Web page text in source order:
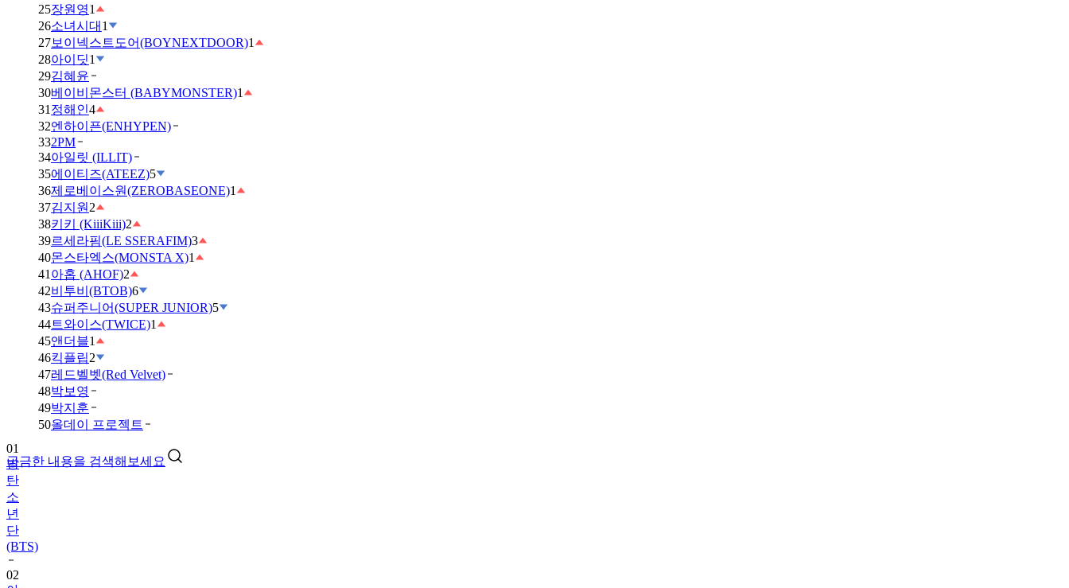
25장원영1
26소녀시대 1
27보이넥스트도어(BOYNEXTDOOR)1
28아이딧1
29김혜윤
30베이비몬스터 (BABYMONSTER)1
31 정해인4
32엔하이픈(ENHYPEN)
332PM
34아일릿 (ILLIT)
35에이티즈(ATEEZ)5
36제로베이스원(ZEROBASEONE)1
37김지원 2
38키키 (KiiiKiii)2
39르세라핌(LE SSERAFIM)3
40몬스타엑스(MONSTA X)1
41 아홉 (AHOF)2
42비투비(BTOB)6
43슈퍼주니어(SUPER JUNIOR)5
44트와이스(TWICE)1
45앤더블1
46킥플립2
47레드벨벳(Red Velvet)
48박보영
49박지훈
50올데이 프로젝트
궁금한 내용을 검색해보세요
01
방
탄
소
년
단
(BTS)
02